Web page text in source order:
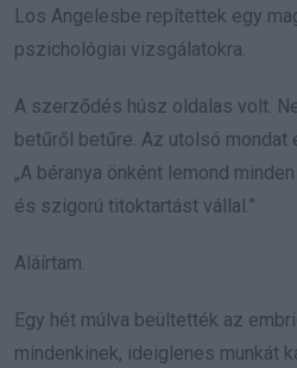
Los Angelesbe repítettek egy
pszichológiai vizsgálatokra.
A szerződés húsz oldalas volt.
betűről betűre. Az utolsó mondat
„A béranya önként lemond
és szigorú titoktartást vállal.”
Aláírtam.
Egy hét múlva beültették az
mindenkinek, ideiglenes munkát